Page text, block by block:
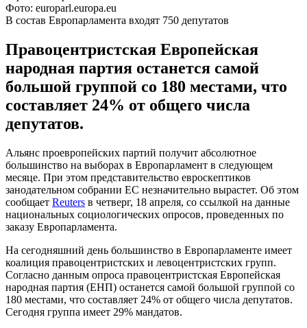
Фото: europarl.europa.eu
В состав Европарламента входят 750 депутатов
Правоцентристская Европейская
народная партия останется самой
большой группой со 180 местами, что
составляет 24% от общего числа
депутатов.
Альянс проевропейских партий получит абсолютное
большинство на выборах в Европарламент в следующем
месяце. При этом представительство евроскептиков
занодательном собрании ЕС незначительно вырастет. Об этом
сообщает Reuters в четверг, 18 апреля, со ссылкой на данные
национальных социологических опросов, проведенных по
заказу Европарламента.
На сегодняшний день большинство в Европарламенте имеет
коалиция правоцентристских и левоцентристских групп.
Согласно данным опроса правоцентристская Европейская
народная партия (ЕНП) останется самой большой группой со
180 местами, что составляет 24% от общего числа депутатов.
Сегодня группа имеет 29% мандатов.